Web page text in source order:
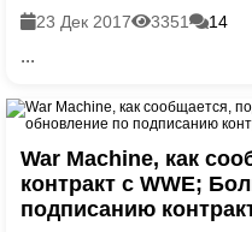
23 Дек 2017 3351 14
...
War Machine, как
контракт с WWE;
подписанию